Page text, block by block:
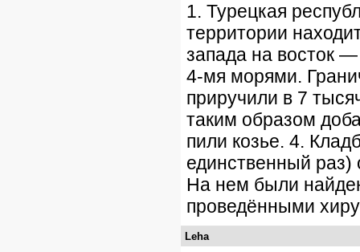
1. Турецкая
территории
запада на восток
4-мя морями.
приручили в 7
таким образом
пили козье. 4.
единственный
На нем были
проведёнными
Leha